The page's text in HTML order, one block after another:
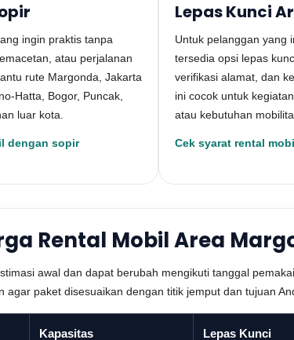
ingin praktis tanpa
atau perjalanan
rute Margonda, Jakarta
Hatta, Bogor, Puncak,
luar kota.
dengan sopir
Lepas Kunci
Untuk pelanggan yang
tersedia opsi lepas
verifikasi alamat, dan
ini cocok untuk
atau kebutuhan
Cek syarat rental
Rental Mobil Area
awal dan dapat berubah mengikuti tanggal
agar paket disesuaikan dengan titik jemput dan tujuan
Kapasitas Lepas Kunci